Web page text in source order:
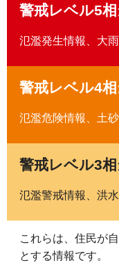
警戒レベル5相
氾濫発生情報、大
警戒レベル4相
氾濫危険情報、土
警戒レベル3相
氾濫警戒情報、洪
これらは、住民が
とする情報です。